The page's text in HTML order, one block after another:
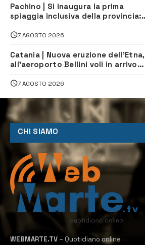
Pachino | Si inaugura la prima
spiaggia inclusiva della provincia:
tutti
7 AGOSTO 2026
Catania | Nuova eruzione dell’Etna,
all’aeroporto Bellini voli in arrivo
7 AGOSTO 2026
CHI SIAMO
WEBMARTE.TV – Quotidiano online